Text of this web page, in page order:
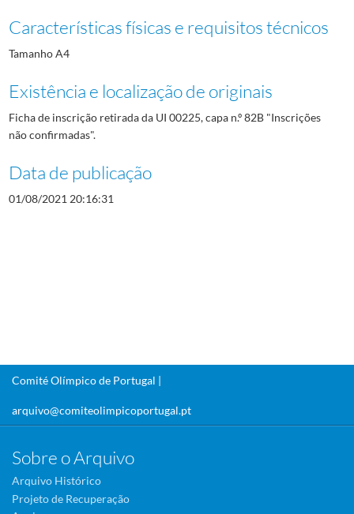
Características físicas e requisitos técnicos
Tamanho A4
Existência e localização de originais
Ficha de inscrição retirada da UI 00225, capa n.º 82B "Inscrições
não confirmadas".
Data de publicação
01/08/2021 20:16:31
Comité Olímpico de Portugal |
arquivo@comiteolimpicoportugal.pt
Sobre o Arquivo
Arquivo Histórico
Projeto de Recuperação